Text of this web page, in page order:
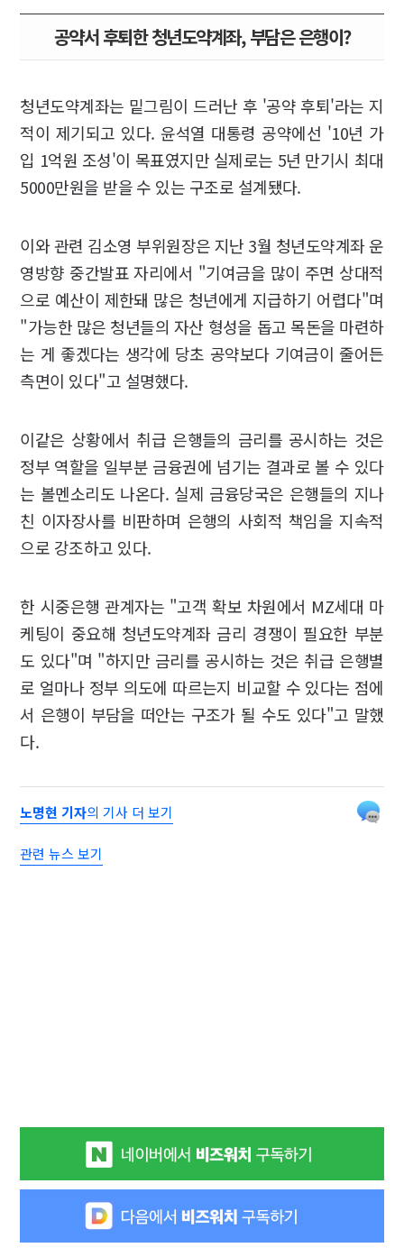
공약서 후퇴한 청년도약계좌, 부담은 은행이?
청년도약계좌는 밑그림이 드러난 후 '공약 후퇴'라는 지
적이 제기되고 있다. 윤석열 대통령 공약에선 '10년 가
입 1억원 조성'이 목표였지만 실제로는 5년 만기시 최대
5000만원을 받을 수 있는 구조로 설계됐다.
이와 관련 김소영 부위원장은 지난 3월 청년도약계좌 운
영방향 중간발표 자리에서 "기여금을 많이 주면 상대적
으로 예산이 제한돼 많은 청년에게 지급하기 어렵다"며
"가능한 많은 청년들의 자산 형성을 돕고 목돈을 마련하
는 게 좋겠다는 생각에 당초 공약보다 기여금이 줄어든
측면이 있다"고 설명했다.
이같은 상황에서 취급 은행들의 금리를 공시하는 것은
정부 역할을 일부분 금융권에 넘기는 결과로 볼 수 있다
는 볼멘소리도 나온다. 실제 금융당국은 은행들의 지나
친 이자장사를 비판하며 은행의 사회적 책임을 지속적
으로 강조하고 있다.
한 시중은행 관계자는 "고객 확보 차원에서 MZ세대 마
케팅이 중요해 청년도약계좌 금리 경쟁이 필요한 부분
도 있다"며 "하지만 금리를 공시하는 것은 취급 은행별
로 얼마나 정부 의도에 따르는지 비교할 수 있다는 점에
서 은행이 부담을 떠안는 구조가 될 수도 있다"고 말했
다.
노명현 기자의 기사 더 보기
관련 뉴스 보기